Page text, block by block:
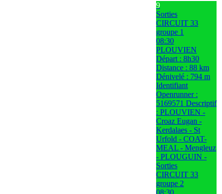
9
Sorties
CIRCUIT 33
groupe 1
08:30
PLOUVIEN
Départ : 8h30
Distance : 88 km
Dénivelé : 794 m
Identifiant
Openrunner :
5169571 Descriptif
: PLOUVIEN -
Croaz Eugan -
Kerdalaes - St
Urfold - COAT-
MEAL - Mengleuz
- PLOUGUIN -
Sorties
CIRCUIT 33
groupe 2
08:30